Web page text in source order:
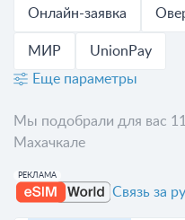
Онлайн-заявка
МИР
UnionPay
Еще параметры
Мы подобрали для вас
Махачкале
Связь за